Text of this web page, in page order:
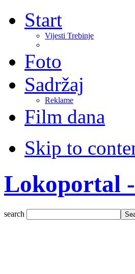
Start
Vijesti Trebinje
Foto
Sadržaj
Reklame
Film dana
Skip to
Lokoportal
search